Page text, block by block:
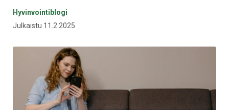
Hyvinvointiblogi
Julkaistu 11.2.2025